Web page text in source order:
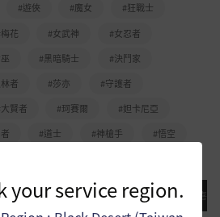
your service region.
#遊俠 #魔女
#狂戰士
花 #女武神
#女忍者
#黑暗騎士
#決鬥家
者 #莎亦
#守護者
賢者 #珂賽爾
#妲卡尼亞
#道士 #神槍手
#悟空
順序 瀏覽排名 意見排名 喜